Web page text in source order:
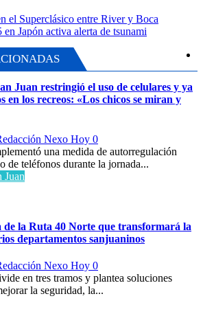
el Superclásico entre River y Boca
Japón activa alerta de tsunami
Juan restringió el uso de celulares y ya
en los recreos: «Los chicos se miran y
Nexo Hoy 0
una medida de autorregulación
de teléfonos durante la jornada...
Juan
de la Ruta 40 Norte que transformará la
departamentos sanjuaninos
Nexo Hoy 0
en tres tramos y plantea soluciones
la seguridad, la...